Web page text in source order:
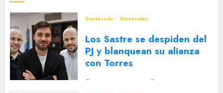
Destacada Generales
Los Sastre se despiden del
PJ y blanquean su alianza
con Torres